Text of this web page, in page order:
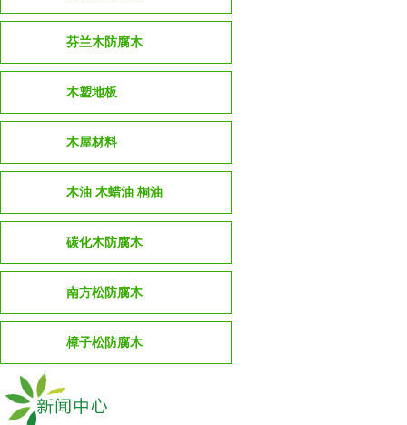
芬兰木防腐木
木塑地板
木屋材料
木油 木蜡油 桐油
碳化木防腐木
南方松防腐木
樟子松防腐木